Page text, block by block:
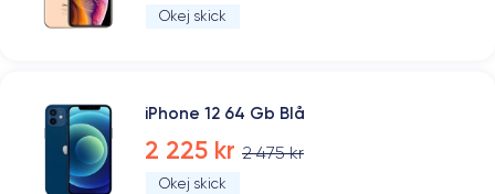
Okej skick
iPhone 12 64 Gb Blå
2 225 kr 2 475 kr
Okej skick